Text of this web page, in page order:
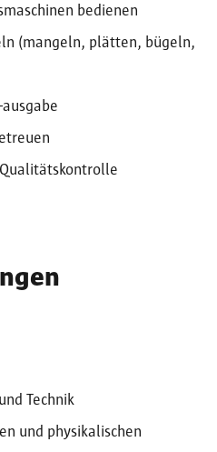
bedienen
(mangeln, plätten, bügeln,
Technik
und physikalischen